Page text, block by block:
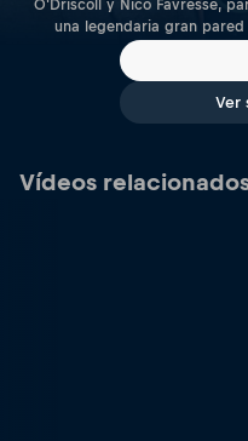
O'Driscoll y Nico Favresse,
una legendaria gran
Ver
Vídeos